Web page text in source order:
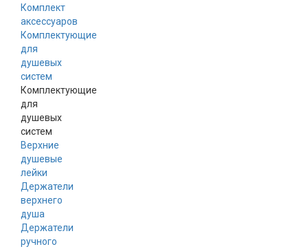
Комплект
аксессуаров
Комплектующие
для
душевых
систем
Комплектующие
для
душевых
систем
Верхние
душевые
лейки
Держатели
верхнего
душа
Держатели
ручного